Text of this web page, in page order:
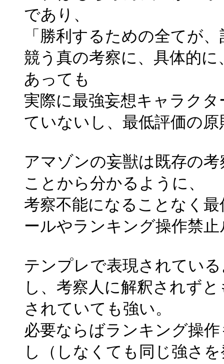
であり、
「勝利するための全てが
競う真の考察に、具体的
あっても
実際に最強妄想キャラク
ていないし、最低評価の
アマゾンの妄獣は既存の
ことから分かるように、
考察不能になることなく
ールやランキング操作禁
テンプレで表現されてい
し、考察人に解釈されず
されていても強い。
必要ならばランキング操
し（しなくても同じ強さ